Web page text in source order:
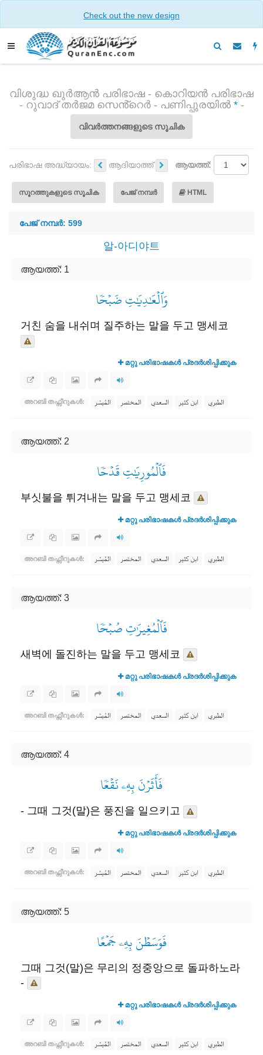
Check out the new design
വിശുദ്ധ ഖുർആൻ പരിഭാഷ - കൊറിയൻ പരിഭാഷ
- റുവാദ് തർജമ സെൻ്റെർ - പണിപ്പുരയിൽ *-
വിവർത്തനങ്ങളുടെ സൂചിക
പരിഭാഷ അദ്ധ്യായം: ആദിയാത്ത് ആയത്ത്:
സൂറത്തുകളുടെ സൂചിക പേജ് നമ്പർ HTML
പേജ് നമ്പർ: 599
알-아디야트
ആയത്ത്: 1
وَٱلۡعَٰدِيَٰتِ ضَبۡحٗا
거친 숨을 내쉬며 질주하는 말을 두고 맹세코
മറ്റു പരിഭാഷകൾ പ്രദർശിപ്പിക്കുക
അറബി തഫ്സീറുകൾ: المُيسَّر المختصر السعدي ابن كثير الطبري
ആയത്ത്: 2
فَٱلۡمُورِيَٰتِ قَدۡحٗا
부싯불을 튀겨내는 말을 두고 맹세코
മറ്റു പരിഭാഷകൾ പ്രദർശിപ്പിക്കുക
അറബി തഫ്സീറുകൾ: المُيسَّر المختصر السعدي ابن كثير الطبري
ആയത്ത്: 3
فَٱلۡمُغِيرَٰتِ صُبۡحٗا
새벽에 돌진하는 말을 두고 맹세코
മറ്റു പരിഭാഷകൾ പ്രദർശിപ്പിക്കുക
അറബി തഫ്സീറുകൾ: المُيسَّر المختصر السعدي ابن كثير الطبري
ആയത്ത്: 4
فَأَثَرۡنَ بِهِۦ نَقۡعٗا
- 그때 그것(말)은 풍진을 일으키고
മറ്റു പരിഭാഷകൾ പ്രദർശിപ്പിക്കുക
അറബി തഫ്സീറുകൾ: المُيسَّر المختصر السعدي ابن كثير الطبري
ആയത്ത്: 5
فَوَسَطۡنَ بِهِۦ جَمۡعًا
그때 그것(말)은 무리의 정중앙으로 돌파하노라
-
മറ്റു പരിഭാഷകൾ പ്രദർശിപ്പിക്കുക
അറബി തഫ്സീറുകൾ: المُيسَّر المختصر السعدي ابن كثير الطبري